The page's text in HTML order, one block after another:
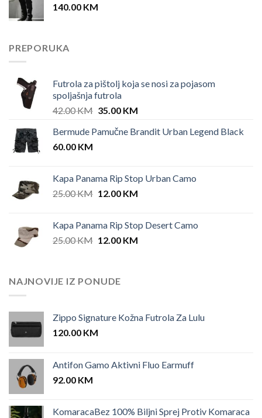
140.00 KM
PREPORUKA
Futrola za pištolj koja se nosi za pojasom
spoljašnja futrola
42.00KM Original
was:
35.00 KMCurrent
is:
Bermude Pamučne Brandit Urban Legend Black
60.00 KM
Kapa Panama Rip Stop Urban Camo
25.00KM Original
25.00 KM.
12.00 KMCurrent
12.00 KM.
Kapa Panama Rip Stop Desert Camo
25.00KM Original
25.00 KM.
12.00 KMCurrent
NAJNOVIJE IZ PONUDE
Zippo Signature Kožna Futrola Za Lulu
120.00 KM
Antifon Gamo Aktivni Fluo Earmuff
92.00 KM
KomaracaBez 100% Biljni Sprej Protiv Komaraca